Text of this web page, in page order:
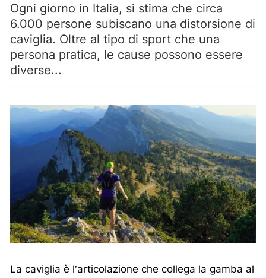
Ogni giorno in Italia, si stima che circa
6.000 persone subiscano una distorsione di
caviglia. Oltre al tipo di sport che una
persona pratica, le cause possono essere
diverse...
La caviglia è l’articolazione che collega la gamba al